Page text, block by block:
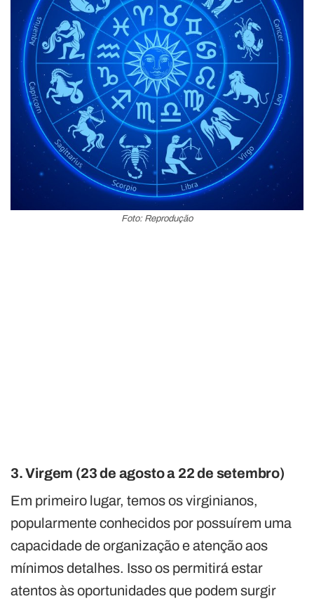
Foto: Reprodução
3. Virgem (23 de agosto a 22 de setembro)
Em primeiro lugar, temos os virginianos,
popularmente conhecidos por possuírem uma
capacidade de organização e atenção aos
mínimos detalhes. Isso os permitirá estar
atentos às oportunidades que podem surgir